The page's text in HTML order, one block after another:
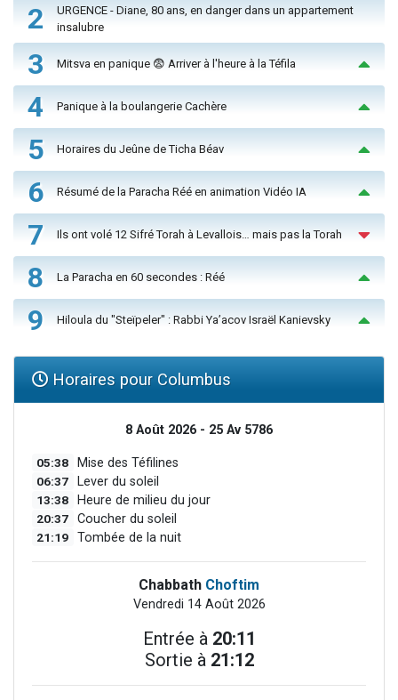
2
URGENCE - Diane, 80 ans, en danger dans un appartement
insalubre
3 Mitsva en panique 😨 Arriver à l'heure à la Téfila
4 Panique à la boulangerie Cachère
5 Horaires du Jeûne de Ticha Béav
6 Résumé de la Paracha Réé en animation Vidéo IA
7 Ils ont volé 12 Sifré Torah à Levallois… mais pas la Torah
8 La Paracha en 60 secondes : Réé
9 Hiloula du "Steïpeler" : Rabbi Ya’acov Israël Kanievsky
Horaires pour Columbus
8 Août 2026 - 25 Av 5786
05:38 Mise des Téfilines
06:37 Lever du soleil
13:38 Heure de milieu du jour
20:37 Coucher du soleil
21:19 Tombée de la nuit
Chabbath Choftim
Vendredi 14 Août 2026
Entrée à 20:11
Sortie à 21:12